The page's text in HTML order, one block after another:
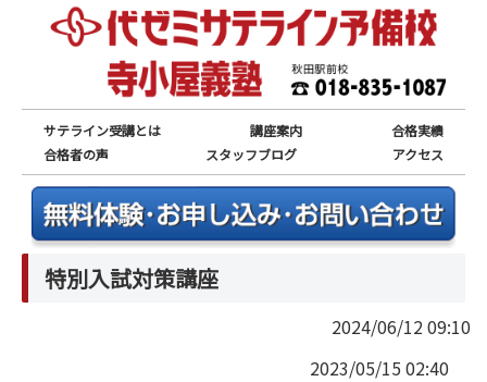
サテライン受講とは 講座案内
合格実績
合格者の声
スタッフブログ アクセス
特別入試対策講座
2024/06/12 09:10
2023/05/15 02:40